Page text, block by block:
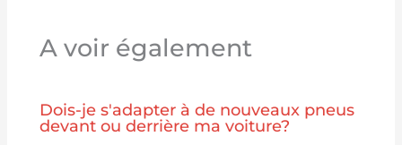
A voir également
Dois-je s'adapter à de nouveaux pneus
devant ou derrière ma voiture?